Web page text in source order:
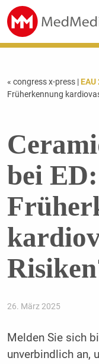
« congress x-press | EAU
Früherkennung
bei ED:
26. März 2025
Melden Sie sich
unverbindlich an,